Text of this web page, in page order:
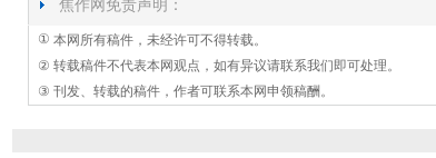
焦作网免责声明：
① 本网所有稿件，未经许可不得转载。
② 转载稿件不代表本网观点，如有异议请联系我们即可处理。
③ 刊发、转载的稿件，作者可联系本网申领稿酬。